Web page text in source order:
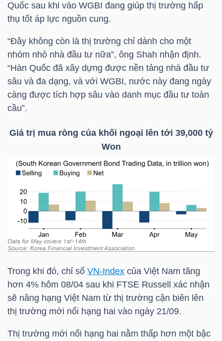
Quốc sau khi vào WGBI đang giúp thị trường hấp
thụ tốt áp lực nguồn cung.
“Đây không còn là thị trường chỉ dành cho một
nhóm nhỏ nhà đầu tư nữa”, ông Shah nhận định.
“Hàn Quốc đã xây dựng được nền tảng nhà đầu tư
sâu và đa dạng, và với WGBI, nước này đang ngày
càng được tích hợp sâu vào danh mục đầu tư toàn
cầu”.
Giá trị mua ròng của khối ngoại lên tới 39,000 tỷ
Won
Trong khi đó, chỉ số VN-Index của Việt Nam tăng
hơn 4% hôm 08/04 sau khi FTSE Russell xác nhận
sẽ nâng hạng Việt Nam từ thị trường cận biên lên
thị trường mới nổi hạng hai vào ngày 21/09.
Thị trường mới nổi hạng hai nằm thấp hơn một bậc
NGÀNH
NGHIỆP
PHIẾU
PHÁI
SINH
TRÁI
PHIẾU